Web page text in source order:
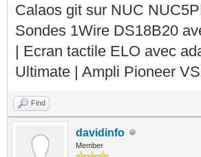
Calaos git sur NUC
Sondes 1Wire DS18B20
| Ecran tactile ELO avec
Ultimate | Ampli Pioneer
Find
davidinfo
Member